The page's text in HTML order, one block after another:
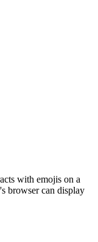
with emojis on a
browser can display